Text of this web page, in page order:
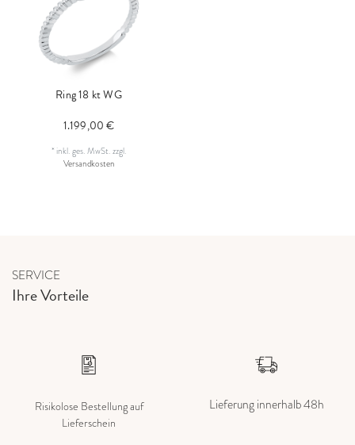
Ring 18 kt WG
1.199,00 €
* inkl. ges. MwSt.zzgl.
Versandkosten
SERVICE
Ihre Vorteile
Risikolose Bestellung auf
Lieferschein
Lieferung innerhalb 48h